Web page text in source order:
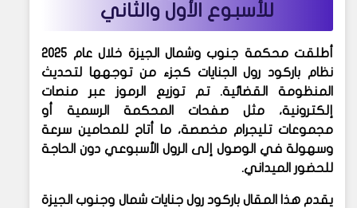
للأسبوع الأول والثاني
أطلقت محكمة جنوب وشمال الجيزة خلال عام 2025
نظام باركود رول الجنايات كجزء من توجهها لتحديث
المنظومة القضائية. تم توزيع الرموز عبر منصات
إلكترونية، مثل صفحات المحكمة الرسمية أو
مجموعات تليجرام مخصصة، ما أتاح للمحامين سرعة
وسهولة في الوصول إلى الرول الأسبوعي دون الحاجة
للحضور الميداني.
يقدم هذا المقال باركود رول جنايات شمال وجنوب الجيزة